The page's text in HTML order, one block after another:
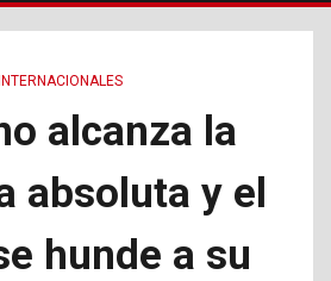
INTERNACIONALES
alcanza la
absoluta y el
hunde a su